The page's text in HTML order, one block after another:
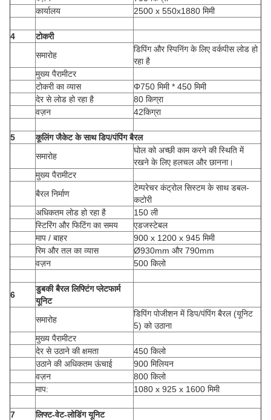
कार्यालय
2500 x 550x1880 मिमी
4
टोकरी
समारोह
डिपिंग और स्पिनिंग के लिए वर्कपीस लोड हो
रहा है
मुख्य पैरामीटर
टोकरी का व्यास
Φ750 मिमी * 450 मिमी
देर से लोड हो रहा है
80 किग्रा
वज़न
42किग्रा
5
कूलिंग जैकेट के साथ डिप/पंपिंग बैरल
समारोह
घोल को अच्छी काम करने की स्थिति में
रखने के लिए हलचल और छानना।
मुख्य पैरामीटर
बैरल निर्माण
टेम्परेचर कंट्रोल सिस्टम के साथ डबल-
कटोरी
अधिकतम लोड हो रहा है
150 ली
स्टिरिंग और फिटिंग का समय
एडजस्टेबल
माप / बाहर
900 x 1200 x 945 मिमी
रिम और तल का व्यास
Ø930mm और 790mm
वज़न
500 किलो
6
डुबकी बैरल लिफ्टिंग प्लेटफार्म
यूनिट
समारोह
डिपिंग पोजीशन में डिप/पंपिंग बैरल (यूनिट
5) को उठाना
मुख्य पैरामीटर
देर से उठाने की क्षमता
450 किलो
उठाने की अधिकतम ऊंचाई
900 मिलियन
वज़न
800 किलो
माप:
1080 x 925 x 1600 मिमी
7
लिफ्ट-वेट-लोडिंग यूनिट